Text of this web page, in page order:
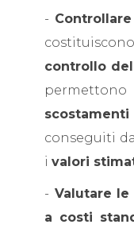
-
controllo
scostamenti
conseguiti
i valori
- Valutare le
a costi